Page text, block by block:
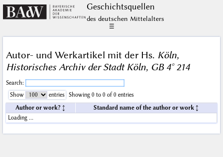
Geschichts­quellen
des deutschen Mittelalters
☰
Autor- und Werkartikel mit der Hs. Köln,
Historisches Archiv der Stadt Köln, GB 4° 214
Search:
Show
entries
Showing 0 to 0 of 0 entries
Author or work?
Standard name of the author or work
Loading …